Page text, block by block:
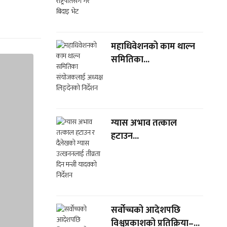
महाधिवेशनको काम थाल्न
समितिका...
ग्यास अभाव तत्काल
हटाउन...
सर्वोच्चको आदेशपछि
विश्वप्रकाशको प्रतिक्रिया–...